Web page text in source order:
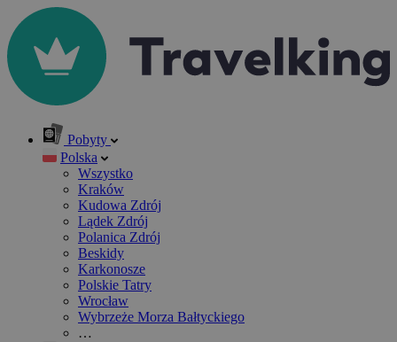
Pobyty
Polska
Wszystko
Kraków
Kudowa Zdrój
Lądek Zdrój
Polanica Zdrój
Beskidy
Karkonosze
Polskie Tatry
Wrocław
Wybrzeże Morza Bałtyckiego
…